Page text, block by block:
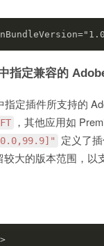
指定兼容的
指定插件所支持的
，其他应用如
定义了
较大的版本范围，以
>